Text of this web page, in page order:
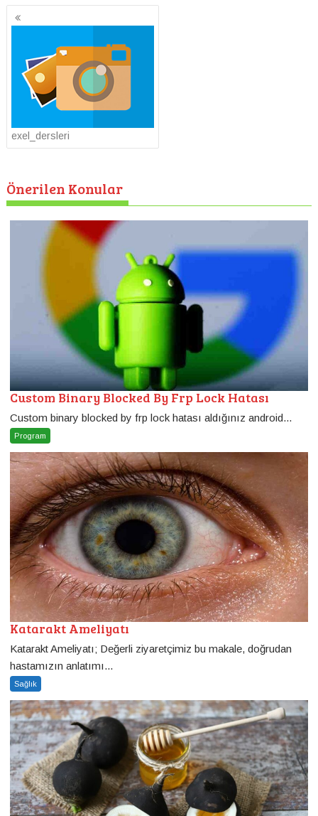
Yazı
gezinmesi
exel_dersleri
Önerilen Konular
Custom Binary Blocked By Frp Lock Hatası
Custom binary blocked by frp lock hatası aldığınız android...
Program
Katarakt Ameliyatı
Katarakt Ameliyatı; Değerli ziyaretçimiz bu makale, doğrudan
hastamızın anlatımı...
Sağlık